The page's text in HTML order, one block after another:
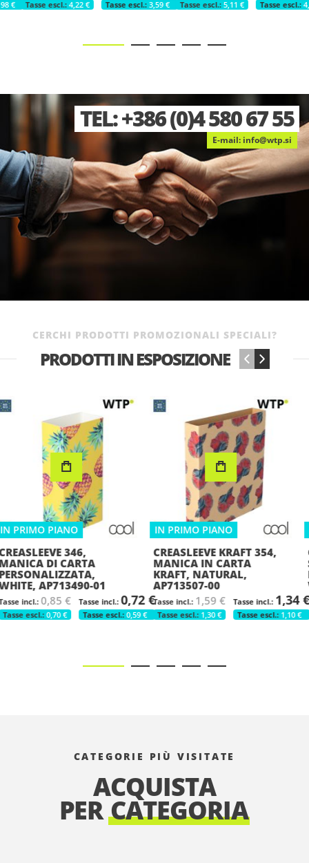
4,22 € 3,59 € 5,11 € 4,34
580 67 55
info@wtp.si
CERCHI PRODOTTI PROMOZIONALI SPECIALI?
PRODOTTI IN ESPOSIZIONE ‹ ›
€
IN PRIMO PIANO
CREASLEEVE KRAFT 354,
MANICA IN CARTA
KRAFT, NATURAL,
AP713507-00
1,59 €
1,30 €
1,34 €
1,10 €
IN PRIMO PIANO
CREABOX PB-355,
SCATOLA
PERSONALIZZATA,
WHITE, AP716210-01
1,39 €
1,14 € 0,97
CATEGORIE PIÙ VISITATE
ACQUISTA
PERCATEGORIA